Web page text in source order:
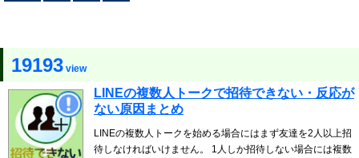
19193 view
LINEの複数人トークで招待できない・反応が
ない原因まとめ
LINEの複数人トークを始める場合にはまず友達を2人以上招
待しなければいけません。 1人しか招待しない場合には複数